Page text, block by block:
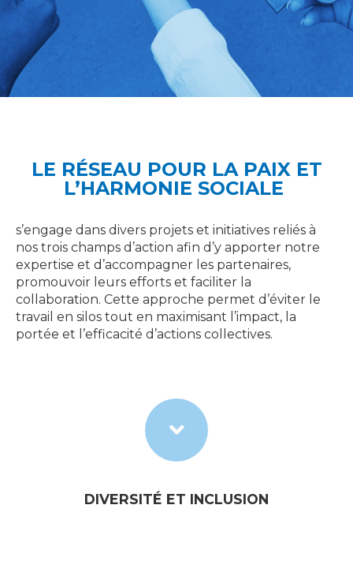
LE RÉSEAU POUR LA PAIX ET
L’HARMONIE SOCIALE
s’engage dans divers projets et initiatives reliés à
nos trois champs d’action afin d’y apporter notre
expertise et d’accompagner les partenaires,
promouvoir leurs efforts et faciliter la
collaboration. Cette approche permet d’éviter le
travail en silos tout en maximisant l’impact, la
portée et l’efficacité d’actions collectives.
DIVERSITÉ ET INCLUSION